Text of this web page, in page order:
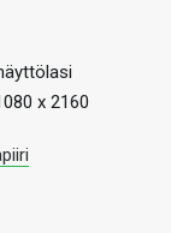
x 2160